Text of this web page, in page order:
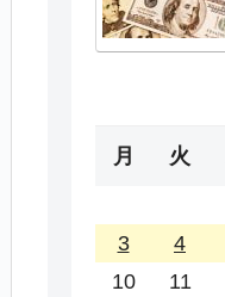
月 火
3
4
10
11